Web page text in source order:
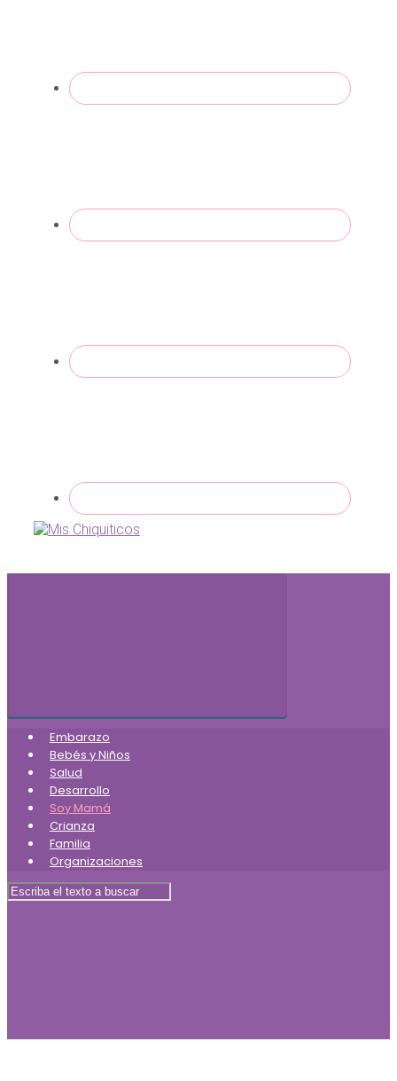
Embarazo
Bebés y Niños
Salud
Desarrollo
Soy Mamá
Crianza
Familia
Organizaciones